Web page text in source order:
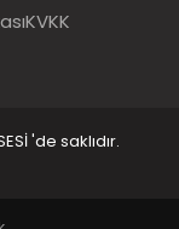
KVKK
'de saklıdır.